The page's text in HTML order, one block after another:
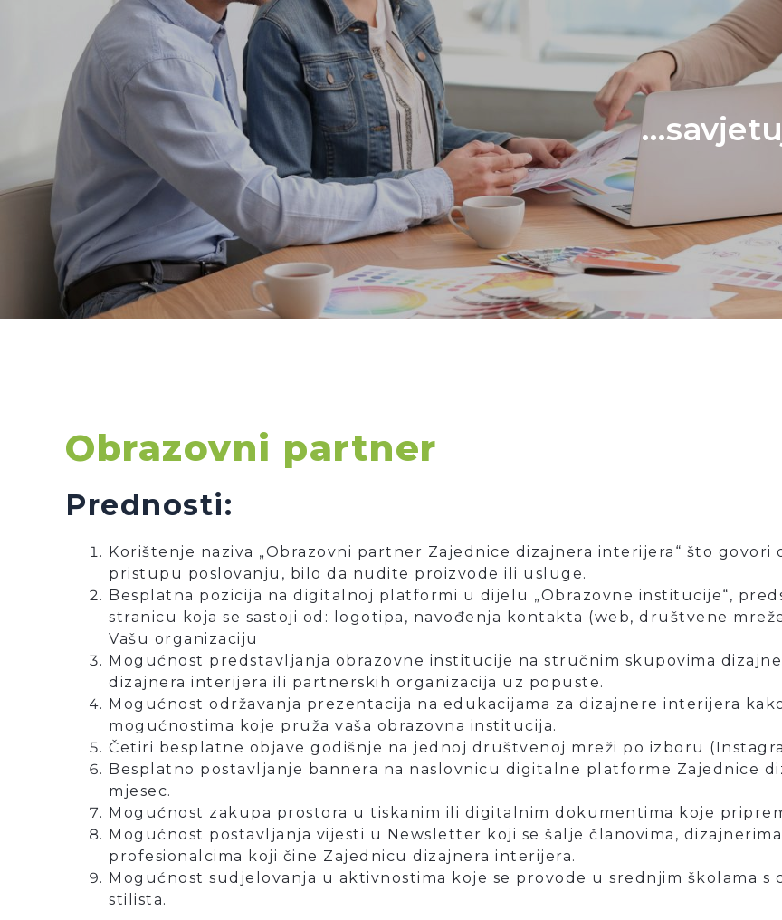
Obrazovni partner
Prednosti:
Korištenje naziva „Obrazovni partner Zajednice dizajnera interijera“ što govori
pristupu poslovanju, bilo da nudite proizvode ili usluge.
Besplatna pozicija na digitalnoj platformi u dijelu „Obrazovne institucije“,
stranicu koja se sastoji od: logotipa, navođenja kontakta (web, društvene
Vašu organizaciju
Mogućnost predstavljanja obrazovne institucije na stručnim skupovima
dizajnera interijera ili partnerskih organizacija uz popuste.
Mogućnost održavanja prezentacija na edukacijama za dizajnere interijera
mogućnostima koje pruža vaša obrazovna institucija.
Četiri besplatne objave godišnje na jednoj društvenoj mreži po izboru
Besplatno postavljanje bannera na naslovnicu digitalne platforme Zajednice
mjesec.
Mogućnost zakupa prostora u tiskanim ili digitalnim dokumentima koje
Mogućnost postavljanja vijesti u Newsletter koji se šalje članovima,
profesionalcima koji čine Zajednicu dizajnera interijera.
Mogućnost sudjelovanja u aktivnostima koje se provode u srednjim školama
stilista.